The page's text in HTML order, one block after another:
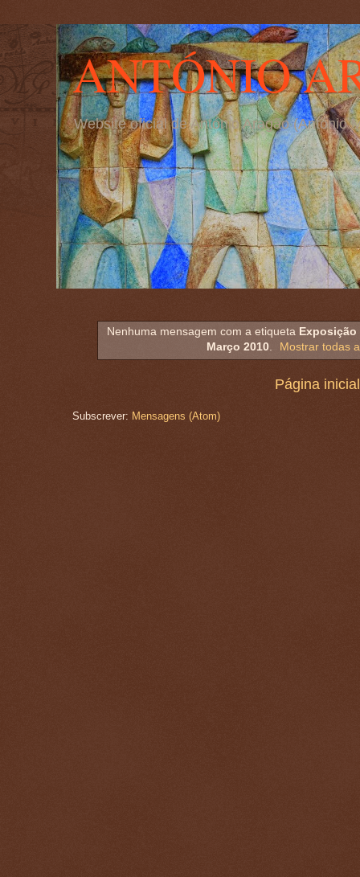
ANTÓNIO
Website oficial de António Aragão (António
Nenhuma mensagem com a etiqueta Exposição
Março 2010. Mostrar todas
Página inicial
Subscrever: Mensagens (Atom)